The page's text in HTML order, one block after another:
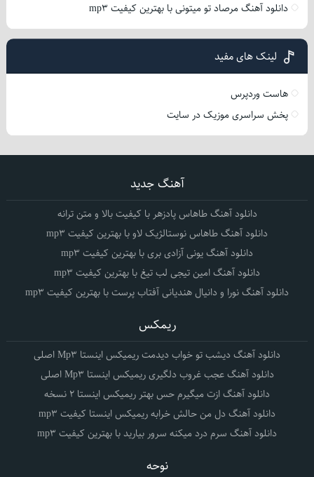
دانلود آهنگ مرصاد تو میتونی با بهترین کیفیت mp3
لینک های مفید
هاست وردپرس
پخش سراسری موزیک در سایت
آهنگ جدید
دانلود آهنگ طاهاس پادزهر با کیفیت بالا و متن ترانه
دانلود آهنگ طاهاس نوستالژیک لاو با بهترین کیفیت mp3
دانلود آهنگ یونی آزادی بری با بهترین کیفیت mp3
دانلود آهنگ امین تیجی لب تیغ با بهترین کیفیت mp3
دانلود آهنگ نورا و دانیال هندیانی آفتاب پرست با بهترین کیفیت mp3
ریمکس
دانلود آهنگ دیشب تو خواب دیدمت ریمیکس اینستا Mp3 اصلی
دانلود آهنگ عجب غروب دلگیری ریمیکس اینستا Mp3 اصلی
دانلود آهنگ ازت میگیرم حس بهتر ریمیکس اینستا 2 نسخه
دانلود آهنگ دل من حالش خرابه ریمیکس اینستا کیفیت mp3
دانلود آهنگ سرم درد میکنه سرور بیارید با بهترین کیفیت mp3
نوحه